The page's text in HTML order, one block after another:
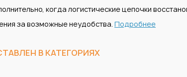
когда логистические цепочки
за возможные неудобства. Подробнее
В КАТЕГОРИЯХ